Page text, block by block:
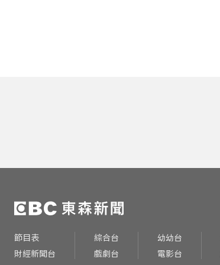
節目表
財經新聞台
綜合台
戲劇台
幼幼台
電影台